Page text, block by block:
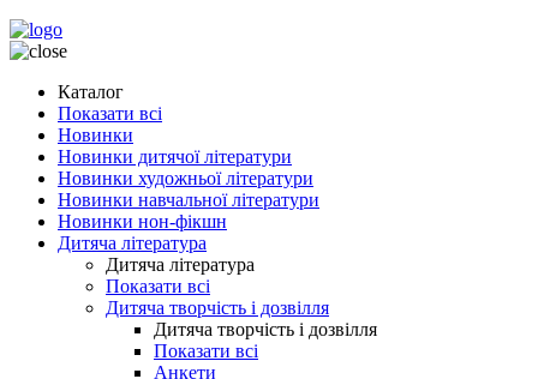
Каталог
Показати всі
Новинки
Новинки дитячої літератури
Новинки художньої літератури
Новинки навчальної літератури
Новинки нон-фікшн
Дитяча література
Дитяча література
Показати всі
Дитяча творчість і дозвілля
Дитяча творчість і дозвілля
Показати всі
Анкети